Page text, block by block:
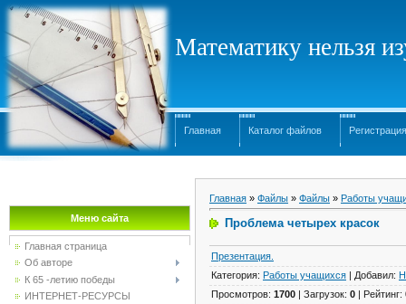
Математику нельзя
Главная Каталог файлов Регистрация
Меню сайта
Главная страница
Об авторе
К 65 -летию победы
ИНТЕРНЕТ-РЕСУРСЫ
Главная » Файлы » Файлы » Работы
Проблема четырех красок
Презентация.
Категория: Работы учащихся | Добавил:
Просмотров: 1700 | Загрузок: 0 | Рейтинг: